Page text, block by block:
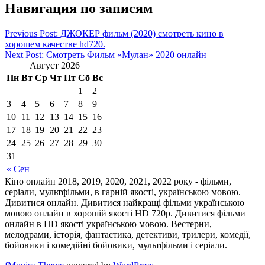
Навигация по записям
Previous Post: ДЖОКЕР фильм (2020) смотреть кино в
хорошем качестве hd720.
Next Post: Смотреть Фильм «Мулан» 2020 онлайн
Август 2026
Пн Вт Ср Чт Пт Сб Вс
« Сен
1
2
3
4 5 6 7 8
9
10 11 12 13 14 15 16
17 18 19 20 21 22 23
24 25 26 27 28 29 30
31
Кіно онлайн 2018, 2019, 2020, 2021, 2022 року - фільми,
серіали, мультфільми, в гарній якості, українською мовою.
Дивитися онлайн. Дивитися найкращі фільми українською
мовою онлайн в хорошій якості HD 720p. Дивитися фільми
онлайн в HD якості українською мовою. Вестерни,
мелодрами, історія, фантастика, детективи, трилери, комедії,
бойовики і комедійні бойовики, мультфільми і серіали.